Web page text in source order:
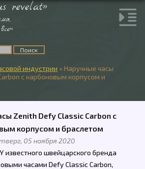
revelat»
индустрии »Наручные часы
с карбоновым корпусом и
Zenith Defy Classic Carbon с
корпусом и браслетом
05 ноября 2020
известного швейцарского бренда
часами Defy Classic Carbon,